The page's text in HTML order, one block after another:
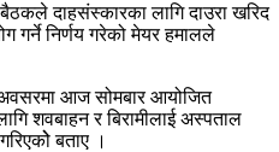
दाहसंस्कारका लागि दाउरा खरिद
गर्ने निर्णय गरेको मेयर हमालले
आज सोमबार आयोजित
शवबाहन र बिरामीलाई अस्पताल
बताए ।